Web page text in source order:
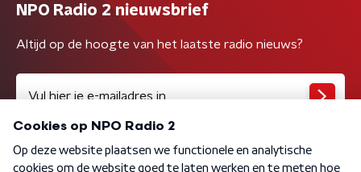
NPO Radio 2 nieuwsbrief
Altijd op de hoogte van het laatste radio nieuws?